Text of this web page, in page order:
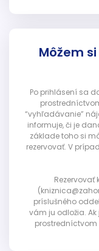
Môžem
Po prihlásení sa
“vyhľadávanie”
informuje, či je
základe toho si
rezervovať. V
príslušného
vám ju odložia.